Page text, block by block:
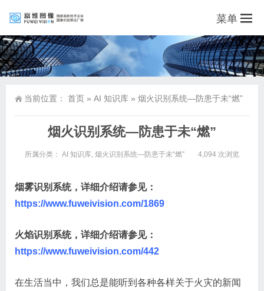
菜单
当前位置： 首页 » AI 知识库 » 烟火识别系统—防患于未“燃”
烟火识别系统—防患于未“燃”
所属分类： AI 知识库, 烟火识别系统—防患于未“燃” 4,094 次浏览
烟雾识别系统，详细介绍请参见：
https://www.fuweivision.com/1869
火焰识别系统，详细介绍请参见：
https://www.fuweivision.com/442
在生活当中，我们总是能听到各种各样关于火灾的新闻